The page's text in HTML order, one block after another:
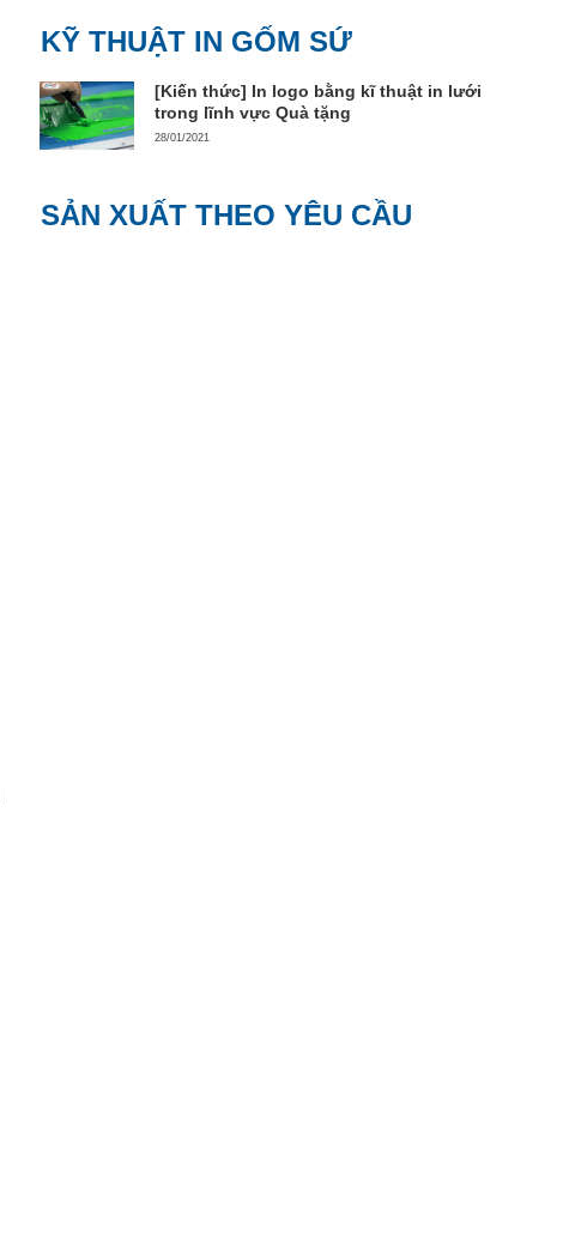
KỸ THUẬT IN GỐM SỨ
[Kiến thức] In logo bằng kĩ thuật in lưới
trong lĩnh vực Quà tặng
28/01/2021
SẢN XUẤT THEO YÊU CẦU